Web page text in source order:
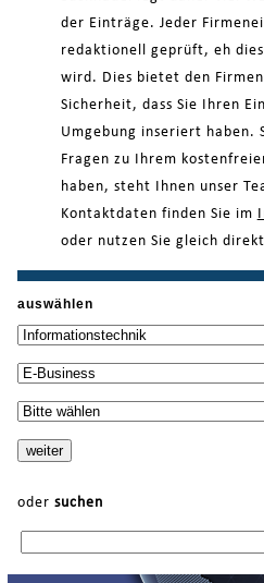
der Einträge. Jeder
redaktionell geprüft, eh
wird. Dies bietet den
Sicherheit, dass Sie Ihren
Umgebung inseriert haben.
Fragen zu Ihrem
haben, steht Ihnen unser
Kontaktdaten finden Sie im
oder nutzen Sie gleich
auswählen
oder suchen